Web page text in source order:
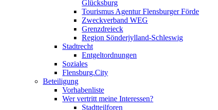
Glücksburg
Tourismus Agentur Flensburger Förde
Zweckverband WEG
Grenzdreieck
Region Sönderjylland-Schleswig
Stadtrecht
Entgeltordnungen
Soziales
Flensburg.City
Beteiligung
Vorhabenliste
Wer vertritt meine Interessen?
Stadtteilforen